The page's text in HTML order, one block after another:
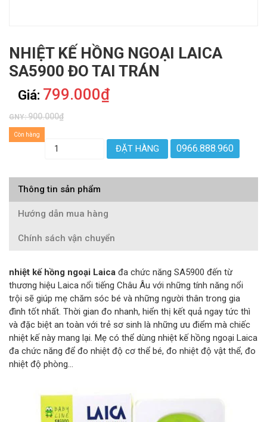
NHIỆT KẾ HỒNG NGOẠI LAICA
SA5900 ĐO TAI TRÁN
Giá: 799.000₫
GNY:900.000₫
Còn hàng
ĐẶT HÀNG 0966.888.960
Thông tin sản phẩm
Hướng dẫn mua hàng
Chính sách vận chuyển
nhiệt kế hồng ngoại Laica đa chức năng SA5900 đến từ
thương hiệu Laica nổi tiếng Châu Âu với những tính năng nổi
trội sẽ giúp mẹ chăm sóc bé và những người thân trong gia
đình tốt nhất. Thời gian đo nhanh, hiển thị kết quả ngay tức thì
và đặc biệt an toàn với trẻ sơ sinh là những ưu điểm mà chiếc
nhiệt kế này mang lại. Mẹ có thể dùng nhiệt kế hồng ngoại Laica
đa chức năng để đo nhiệt độ cơ thể bé, đo nhiệt độ vật thể, đo
nhiệt độ phòng...